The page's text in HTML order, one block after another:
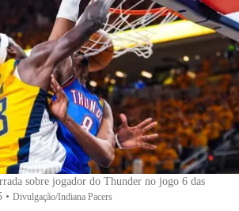
sobre jogador do Thunder no jogo 6 das
• Divulgação/Indiana Pacers